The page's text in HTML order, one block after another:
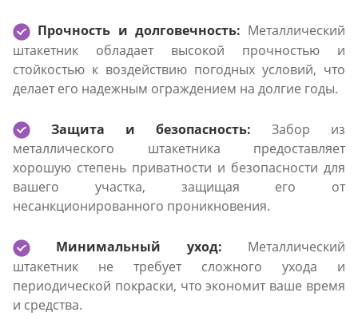
Прочность и долговечность: Металлический
штакетник обладает высокой прочностью и
стойкостью к воздействию погодных условий, что
делает его надежным ограждением на долгие годы.
Защита и безопасность: Забор из
металлического штакетника предоставляет
хорошую степень приватности и безопасности для
вашего участка, защищая его от
несанкционированного проникновения.
Минимальный уход: Металлический
штакетник не требует сложного ухода и
периодической покраски, что экономит ваше время
и средства.